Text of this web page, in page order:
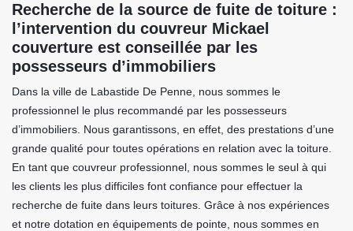
Recherche de la source de fuite de toiture :
l’intervention du couvreur Mickael
couverture est conseillée par les
possesseurs d’immobiliers
Dans la ville de Labastide De Penne, nous sommes le
professionnel le plus recommandé par les possesseurs
d’immobiliers. Nous garantissons, en effet, des prestations d’une
grande qualité pour toutes opérations en relation avec la toiture.
En tant que couvreur professionnel, nous sommes le seul à qui
les clients les plus difficiles font confiance pour effectuer la
recherche de fuite dans leurs toitures. Grâce à nos expériences
et notre dotation en équipements de pointe, nous sommes en